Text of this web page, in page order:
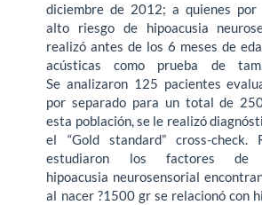
diciembre de 2012; a quienes por
alto riesgo de hipoacusia
realizó antes de los 6 meses de
acústicas como prueba de
Se analizaron 125 pacientes
por separado para un total de
esta población, se le realizó
el “Gold standard” cross-check.
estudiaron los factores de
hipoacusia neurosensorial
al nacer ?1500 gr se relacionó con